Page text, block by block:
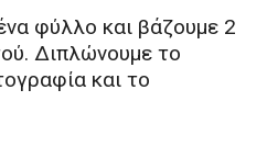
φύλλο και βάζουμε 2
Διπλώνουμε το
και το